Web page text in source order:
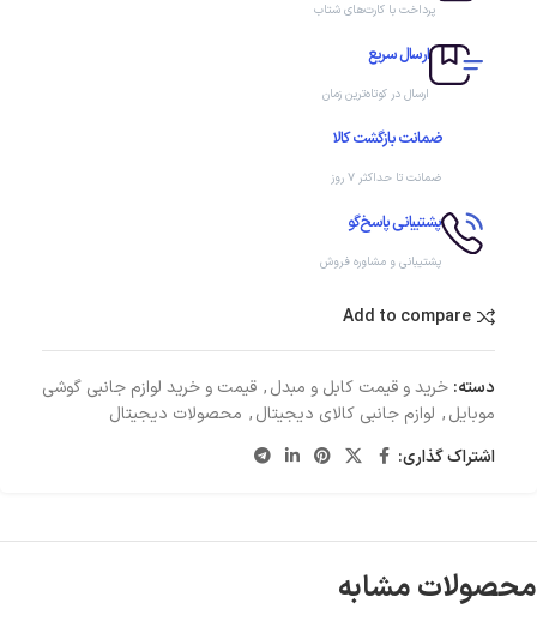
پرداخت با کارت‌های شتاب
ارسال سریع
ارسال در کوتاه‌ترین زمان
ضمانت بازگشت کالا
ضمانت تا حداکثر ۷ روز
پشتیبانی پاسخ‌گو
پشتیبانی و مشاوره فروش
Add to compare
دسته: خرید و قیمت کابل و مبدل, قیمت و خرید لوازم جانبی گوشی
موبایل, لوازم جانبی کالای دیجیتال, محصولات دیجیتال
اشتراک گذاری:
محصولات مشابه